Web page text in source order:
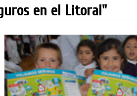
en el Litoral"